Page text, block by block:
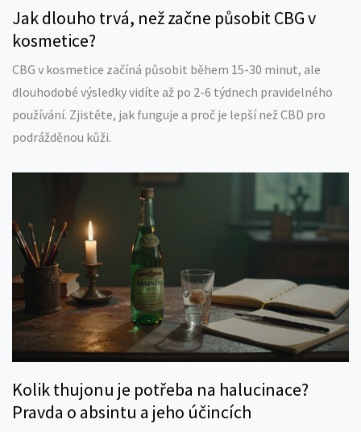
Jak dlouho trvá, než začne působit CBG v
kosmetice?
CBG v kosmetice začíná působit během 15-30 minut, ale
dlouhodobé výsledky vidíte až po 2-6 týdnech pravidelného
používání. Zjistěte, jak funguje a proč je lepší než CBD pro
podrážděnou kůži.
Kolik thujonu je potřeba na halucinace?
Pravda o absintu a jeho účincích